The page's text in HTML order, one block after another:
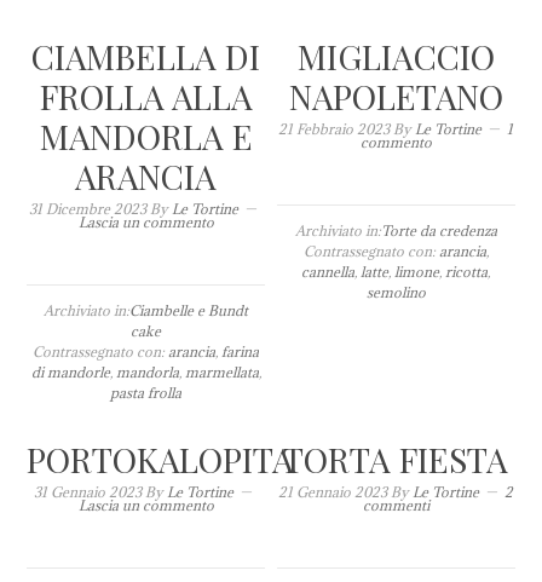
CIAMBELLA DI
FROLLA ALLA
MANDORLA E
ARANCIA
31 Dicembre 2023By Le Tortine
Lascia un commento
Archiviato in:Ciambelle e Bundt
cake
Contrassegnato con: arancia farina
di mandorle, mandorla, marmellata,
pasta frolla
MIGLIACCIO
NAPOLETANO
21 Febbraio 2023By Le Tortine 1
commento
Archiviato in:Torte da credenza
Contrassegnato con: arancia,
cannella latte, limone, ricotta
semolino
PORTOKALOPITA
31 Gennaio 2023By Le Tortine
Lascia un commento
TORTA FIESTA
21 Gennaio 2023By Le Tortine 2
commenti